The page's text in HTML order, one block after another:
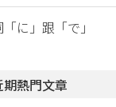
に」跟「で」
期熱門文章